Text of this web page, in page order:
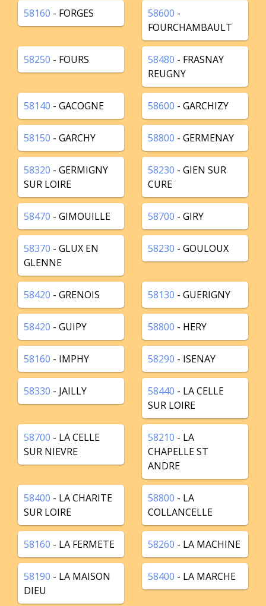
58160 - FORGES 58600 -
FOURCHAMBAULT
58250 - FOURS 58480 - FRASNAY
REUGNY
58140 - GACOGNE 58600 - GARCHIZY
58150 - GARCHY 58800 - GERMENAY
58320 - GERMIGNY
SUR LOIRE
58230 - GIEN SUR
CURE
58470 - GIMOUILLE 58700 - GIRY
58370 - GLUX EN
GLENNE
58230 - GOULOUX
58420 - GRENOIS 58130 - GUERIGNY
58420 - GUIPY 58800 - HERY
58160 - IMPHY 58290 - ISENAY
58330 - JAILLY 58440 - LA CELLE
SUR LOIRE
58700 - LA CELLE
SUR NIEVRE
58210 - LA
CHAPELLE ST
ANDRE
58400 - LA CHARITE
SUR LOIRE
58800 - LA
COLLANCELLE
58160 - LA FERMETE 58260 - LA MACHINE
58190 - LA MAISON
DIEU
58400 - LA MARCHE